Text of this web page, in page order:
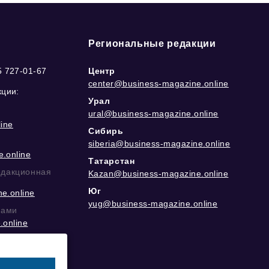
727-01-67
Региональные редакции
Центр
center@business-magazine.online
Урал
ural@business-magazine.online
Сибирь
siberia@business-magazine.online
Татарстан
Kazan@business-magazine.online
Юг
yug@business-magazine.online